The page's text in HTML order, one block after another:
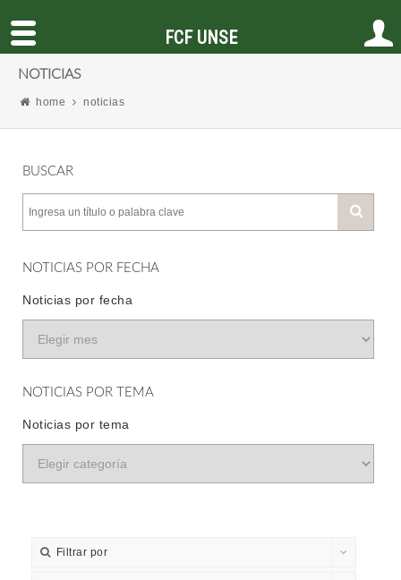
NOTICIAS
home noticias
BUSCAR
NOTICIAS POR FECHA
Noticias por fecha
NOTICIAS POR TEMA
Noticias por tema
Filtrar por
FCF UNSE